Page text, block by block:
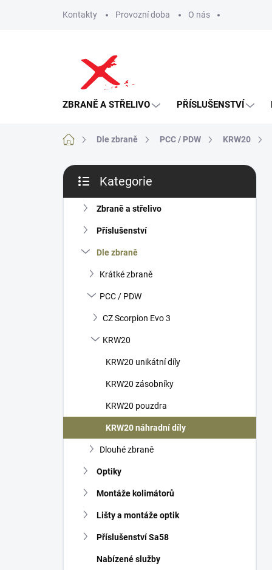
Kontakty Provozní doba O nás
ZBRANĚ A STŘELIVO PŘÍSLUŠENSTVÍ
Domů Dle zbraně PCC / PDW KRW20
P
s
kategorie
Kategorie
Zbraně a střelivo
Příslušenství
Dle zbraně
Krátké zbraně
PCC / PDW
CZ Scorpion Evo 3
KRW20
KRW20 unikátní díly
KRW20 zásobníky
KRW20 pouzdra
KRW20 náhradní díly
Dlouhé zbraně
Optiky
Montáže kolimátorů
Lišty a montáže optik
Příslušenství Sa58
Nabízené služby